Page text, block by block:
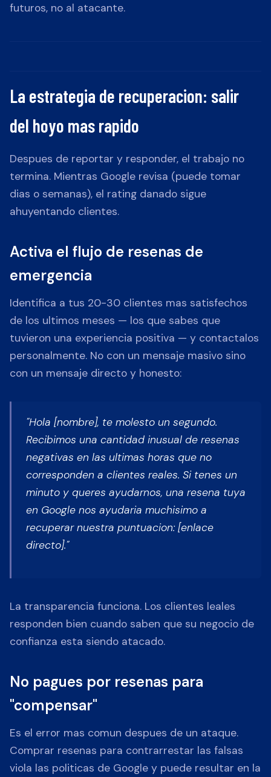
futuros, no al atacante.
La estrategia de recuperacion: salir
del hoyo mas rapido
Despues de reportar y responder, el trabajo no
termina. Mientras Google revisa (puede tomar
dias o semanas), el rating danado sigue
ahuyentando clientes.
Activa el flujo de resenas de
emergencia
Identifica a tus 20-30 clientes mas satisfechos
de los ultimos meses — los que sabes que
tuvieron una experiencia positiva — y contactalos
personalmente. No con un mensaje masivo sino
con un mensaje directo y honesto:
"Hola [nombre], te molesto un segundo.
Recibimos una cantidad inusual de resenas
negativas en las ultimas horas que no
corresponden a clientes reales. Si tenes un
minuto y queres ayudarnos, una resena tuya
en Google nos ayudaria muchisimo a
recuperar nuestra puntuacion: [enlace
directo]."
La transparencia funciona. Los clientes leales
responden bien cuando saben que su negocio de
confianza esta siendo atacado.
No pagues por resenas para
"compensar"
Es el error mas comun despues de un ataque.
Comprar resenas para contrarrestar las falsas
viola las politicas de Google y puede resultar en la